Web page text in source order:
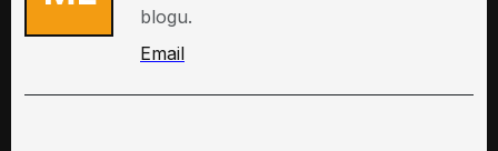
blogu.
Email